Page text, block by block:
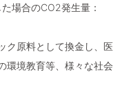
場合のCO2発生量：
ク原料として換金し、医
環境教育等、様々な社会